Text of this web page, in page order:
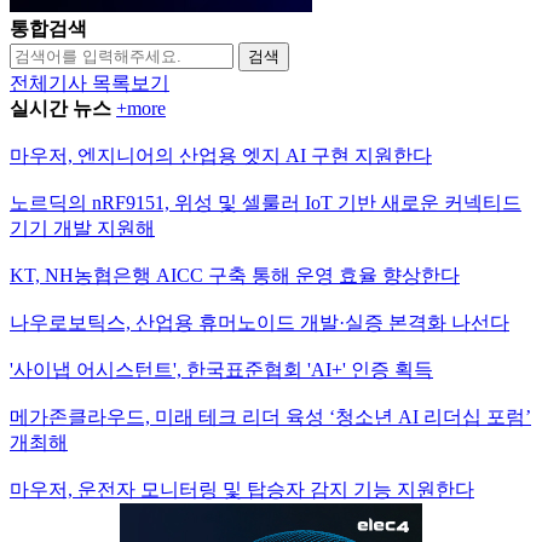
통합검색
검색
전체기사 목록보기
실시간 뉴스 +more
마우저, 엔지니어의 산업용 엣지 AI 구현 지원한다
노르딕의 nRF9151, 위성 및 셀룰러 IoT 기반 새로운 커넥티드
기기 개발 지원해
KT, NH농협은행 AICC 구축 통해 운영 효율 향상한다
나우로보틱스, 산업용 휴머노이드 개발·실증 본격화 나선다
'사이냅 어시스턴트', 한국표준협회 'AI+' 인증 획득
메가존클라우드, 미래 테크 리더 육성 ‘청소년 AI 리더십 포럼’
개최해
마우저, 운전자 모니터링 및 탑승자 감지 기능 지원한다